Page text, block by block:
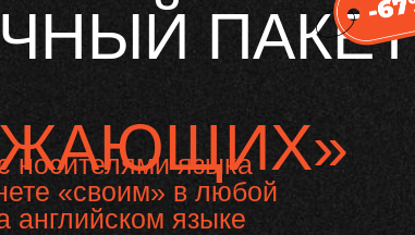
носителями языка
«своим» в любой
английском языке
ПАКЕТ